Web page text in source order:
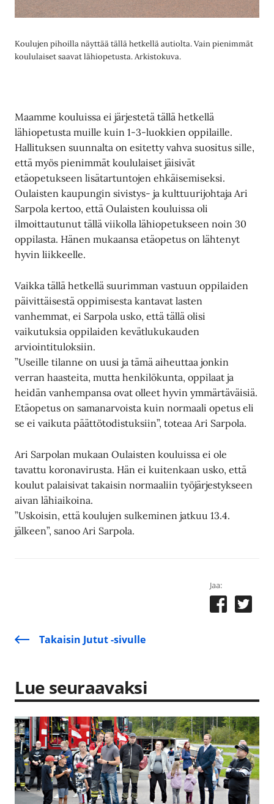
Koulujen pihoilla näyttää tällä hetkellä autiolta. Vain pienimmät
koululaiset saavat lähiopetusta. Arkistokuva.
Maamme kouluissa ei järjestetä tällä hetkellä
lähiopetusta muille kuin 1-3-luokkien oppilaille.
Hallituksen suunnalta on esitetty vahva suositus sille,
että myös pienimmät koululaiset jäisivät
etäopetukseen lisätartuntojen ehkäisemiseksi.
Oulaisten kaupungin sivistys- ja kulttuurijohtaja Ari
Sarpola kertoo, että Oulaisten kouluissa oli
ilmoittautunut tällä viikolla lähiopetukseen noin 30
oppilasta. Hänen mukaansa etäopetus on lähtenyt
hyvin liikkeelle.
Vaikka tällä hetkellä suurimman vastuun oppilaiden
päivittäisestä oppimisesta kantavat lasten
vanhemmat, ei Sarpola usko, että tällä olisi
vaikutuksia oppilaiden kevätlukukauden
arviointituloksiin.
”Useille tilanne on uusi ja tämä aiheuttaa jonkin
verran haasteita, mutta henkilökunta, oppilaat ja
heidän vanhempansa ovat olleet hyvin ymmärtäväisiä.
Etäopetus on samanarvoista kuin normaali opetus eli
se ei vaikuta päättötodistuksiin”, toteaa Ari Sarpola.
Ari Sarpolan mukaan Oulaisten kouluissa ei ole
tavattu koronavirusta. Hän ei kuitenkaan usko, että
koulut palaisivat takaisin normaaliin työjärjestykseen
aivan lähiaikoina.
”Uskoisin, että koulujen sulkeminen jatkuu 13.4.
jälkeen”, sanoo Ari Sarpola.
Jaa:
Takaisin Jutut -sivulle
Lue seuraavaksi